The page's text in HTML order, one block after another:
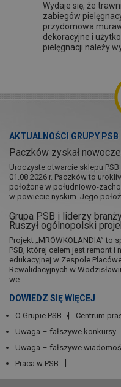
Wydaje się, że
zabiegów
przydomowa
dekoracyjne i
pielęgnacji należy
AKTUALNOŚCI GRUPY PSB
Paczków zyskał
Uroczyste otwarcie sklepu
01.08.2026 r. Paczków to
położone w południowo-
w powiecie nyskim. Jego
Grupa PSB i liderzy
Ruszył ogólnopolski
Projekt „MRÓWKOLANDIA” to
PSB, której celem jest remont
edukacyjnej w Zespole
Rewalidacyjnych w
we...
DOWIEDZ SIĘ WIĘCEJ
O Grupie PSB Centrum
Uwaga – fałszywe konkursy
Uwaga – fałszywe
Praca w PSB